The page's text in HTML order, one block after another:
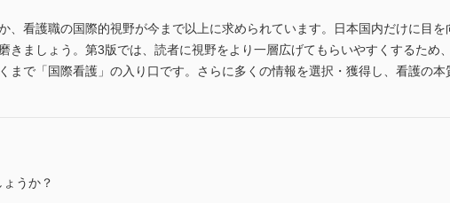
、看護職の国際的視野が今まで以上に求められています。日本国内だけに目
きましょう。第3版では、読者に視野をより一層広げてもらいやすくするため
まで「国際看護」の入り口です。さらに多くの情報を選択・獲得し、看護の本
うか？